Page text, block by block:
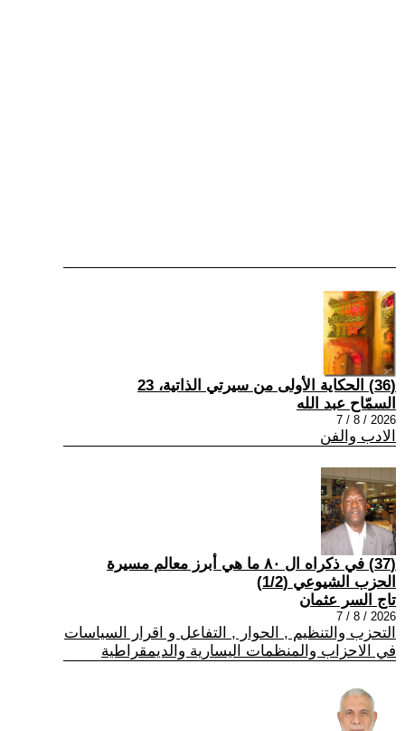
(36) الحكاية الأولى من سيرتي الذاتية، 23
السمّاح عبد الله
2026 / 8 / 7
الادب والفن
(37) في ذكراه ال ٨٠ ما هي أبرز معالم مسيرة
الحزب الشيوعي (1/2)
تاج السر عثمان
2026 / 8 / 7
التحزب والتنظيم , الحوار , التفاعل و اقرار السياسات
في الاحزاب والمنظمات اليسارية والديمقراطية